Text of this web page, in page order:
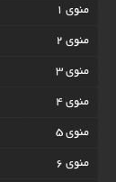
منوی 1
منوی 2
منوی 3
منوی 4
منوی 5
منوی 6